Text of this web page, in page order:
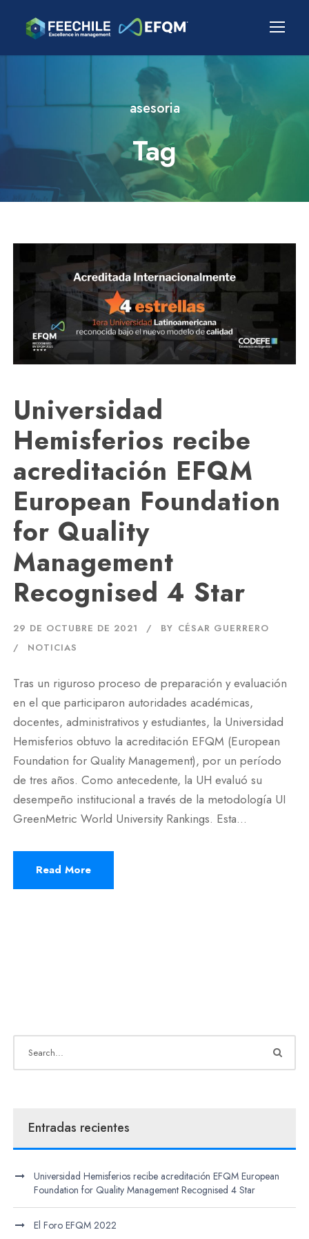
asesoria
Tag
Universidad
Hemisferios recibe
acreditación EFQM
European Foundation
for Quality
Management
Recognised 4 Star
29 DE OCTUBRE DE 2021 BY CÉSAR GUERRERO
NOTICIAS
Tras un riguroso proceso de preparación y evaluación
en el que participaron autoridades académicas,
docentes, administrativos y estudiantes, la Universidad
Hemisferios obtuvo la acreditación EFQM (European
Foundation for Quality Management), por un período
de tres años. Como antecedente, la UH evaluó su
desempeño institucional a través de la metodología UI
GreenMetric World University Rankings. Esta...
Read More
Entradas recientes
Universidad Hemisferios recibe acreditación EFQM European
Foundation for Quality Management Recognised 4 Star
El Foro EFQM 2022